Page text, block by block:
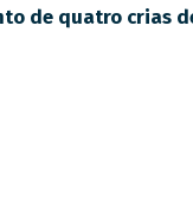
de quatro crias